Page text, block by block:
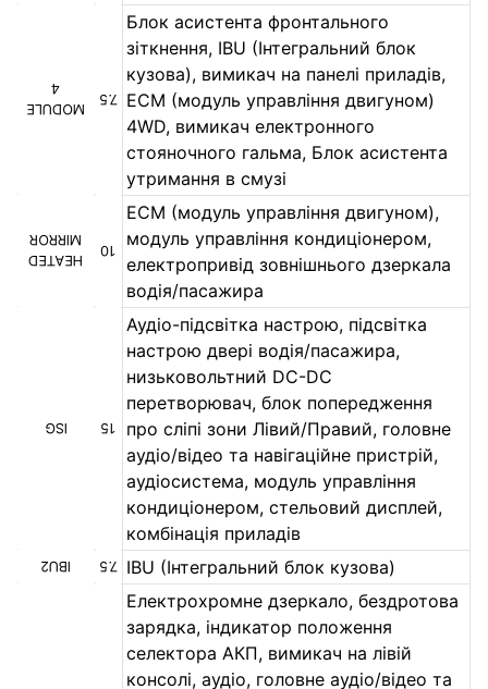
MODULE
4
7.5
Блок асистента фронтального
зіткнення, IBU (Інтегральний блок
кузова), вимикач на панелі приладів,
ECM (модуль управління двигуном)
4WD, вимикач електронного
стояночного гальма, Блок асистента
утримання в смузі
HEATED
MIRROR
10
ECM (модуль управління двигуном),
модуль управління кондиціонером,
електропривід зовнішнього дзеркала
водія/пасажира
ISG 15
Аудіо-підсвітка настрою, підсвітка
настрою двері водія/пасажира,
низьковольтний DC-DC
перетворювач, блок попередження
про сліпі зони Лівий/Правий, головне
аудіо/відео та навігаційне пристрій,
аудіосистема, модуль управління
кондиціонером, стельовий дисплей,
комбінація приладів
IBU2 7.5 IBU (Інтегральний блок кузова)
Електрохромне дзеркало, бездротова
зарядка, індикатор положення
селектора АКП, вимикач на лівій
консолі, аудіо, головне аудіо/відео та